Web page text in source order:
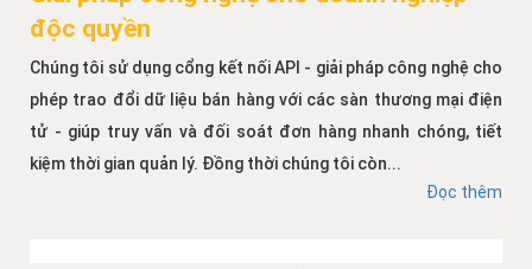
độc quyền
Chúng tôi sử dụng cổng kết nối API - giải pháp công nghệ cho
phép trao đổi dữ liệu bán hàng với các sàn thương mại điện
tử - giúp truy vấn và đối soát đơn hàng nhanh chóng, tiết
kiệm thời gian quản lý. Đồng thời chúng tôi còn...
Đọc thêm